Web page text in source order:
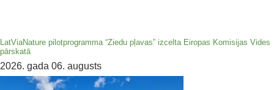
LatViaNature pilotprogramma “Ziedu pļavas” izcelta Eiropas Komisijas Vides
pārskatā
2026. gada 06. augusts